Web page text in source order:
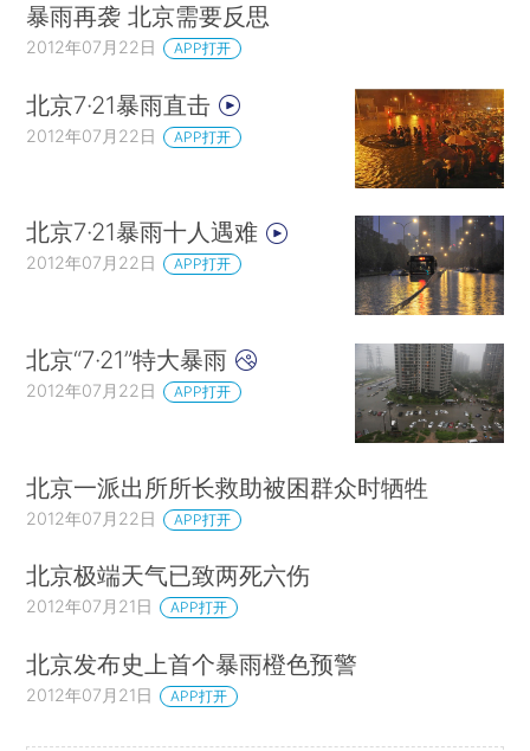
暴雨再袭 北京需要反思
2012年07月22日 APP打开
北京7·21暴雨直击
2012年07月22日 APP打开
北京7·21暴雨十人遇难
2012年07月22日 APP打开
北京“7·21”特大暴雨
2012年07月22日 APP打开
北京一派出所所长救助被困群众时牺牲
2012年07月22日 APP打开
北京极端天气已致两死六伤
2012年07月21日 APP打开
北京发布史上首个暴雨橙色预警
2012年07月21日 APP打开